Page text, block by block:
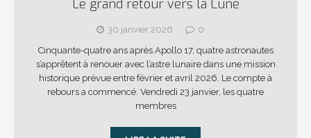
Le grand retour vers la Lune
30 janvier 2026
0
Cinquante-quatre ans après Apollo 17, quatre astronautes
s’apprêtent à renouer avec l’astre lunaire dans une mission
historique prévue entre février et avril 2026. Le compte à
rebours a commencé. Vendredi 23 janvier, les quatre
membres